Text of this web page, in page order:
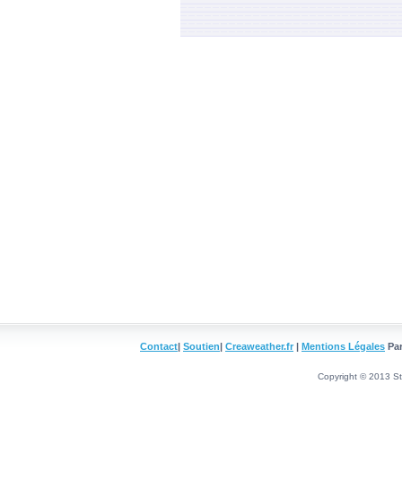
Contact| Soutien| Creaweather.fr | Mentions Légales
Copyright © 2013